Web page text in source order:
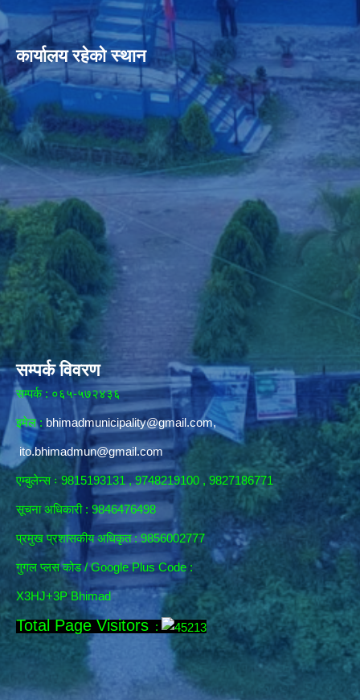
कार्यालय रहेको स्थान
सम्पर्क विवरण
सम्पर्क : ०६५-५७२४३६
इमेल : bhimadmunicipality@gmail.com,
ito.bhimadmun@gmail.com
एम्बुलेन्स ः 9815193131 , 9748219100 , 9827186771
सूचना अधिकारी : 9846476498
प्रमुख प्रशासकीय अधिकृत : 9856002777
गुगल प्लस कोड / Google Plus Code :
X3HJ+3P Bhimad
Total Page Visitors :